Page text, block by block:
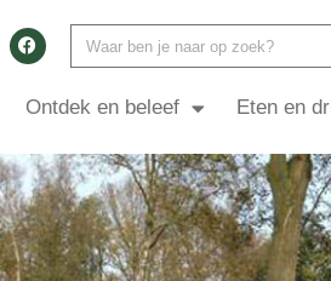
Ontdek en beleef Eten en